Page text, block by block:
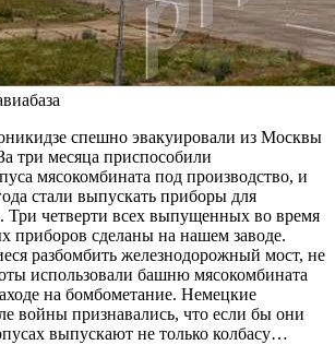
спешно эвакуировали из Москвы
три месяца приспо­собили
мясокомбината под производство, и
стали выпу­скать приборы для
Три четверти всех выпущенных во время
при­боров сделаны на нашем заводе.
разбомбить железнодорожный мост, не
использовали башню мясокомбината
на бомбометание. Немецкие
войны признавались, что если бы они
выпускают не толь­ко колбасу…